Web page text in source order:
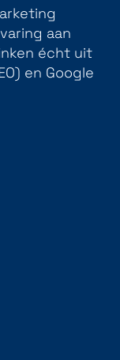
aan
écht uit
en Google